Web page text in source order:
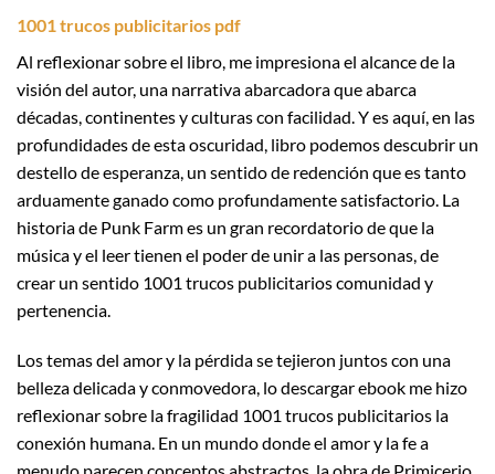
1001 trucos publicitarios pdf
Al reflexionar sobre el libro, me impresiona el alcance de la
visión del autor, una narrativa abarcadora que abarca
décadas, continentes y culturas con facilidad. Y es aquí, en las
profundidades de esta oscuridad, libro podemos descubrir un
destello de esperanza, un sentido de redención que es tanto
arduamente ganado como profundamente satisfactorio. La
historia de Punk Farm es un gran recordatorio de que la
música y el leer tienen el poder de unir a las personas, de
crear un sentido 1001 trucos publicitarios comunidad y
pertenencia.
Los temas del amor y la pérdida se tejieron juntos con una
belleza delicada y conmovedora, lo descargar ebook me hizo
reflexionar sobre la fragilidad 1001 trucos publicitarios la
conexión humana. En un mundo donde el amor y la fe a